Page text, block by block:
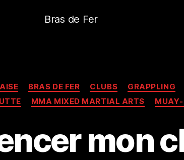
Bras de Fer
Catégories
BRAS DE FER CLUBS
GRAPPLING
MMA MIXED MARTIAL ARTS
mon